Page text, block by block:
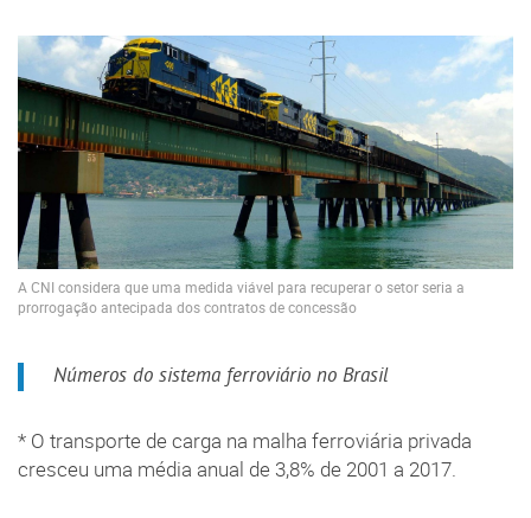
A CNI considera que uma medida viável para recuperar o setor seria a
prorrogação antecipada dos contratos de concessão
Números do sistema ferroviário no Brasil
* O transporte de carga na malha ferroviária privada
cresceu uma média anual de 3,8% de 2001 a 2017.